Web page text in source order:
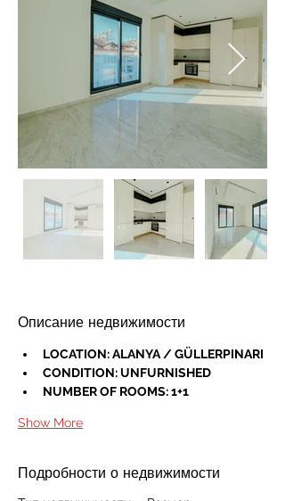
Описание недвижимости
LOCATION: ALANYA / GÜLLERPINARI
CONDITION: UNFURNISHED
NUMBER OF ROOMS: 1+1
Show More
Подробности о недвижимости